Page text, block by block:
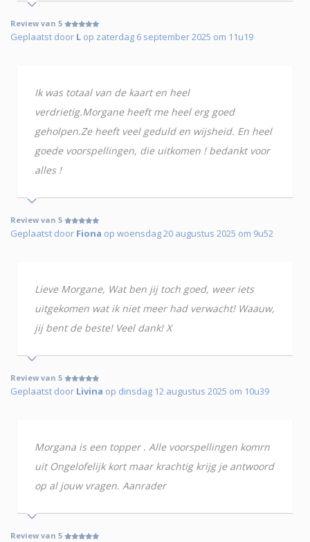
Review van 5
Geplaatst door L op zaterdag 6 september 2025 om 11u19
Ik was totaal van de kaart en heel
verdrietig.Morgane heeft me heel erg goed
geholpen.Ze heeft veel geduld en wijsheid. En heel
goede voorspellingen, die uitkomen ! bedankt voor
alles !
Review van 5
Geplaatst door Fiona op woensdag 20 augustus 2025 om 9u52
Lieve Morgane, Wat ben jij toch goed, weer iets
uitgekomen wat ik niet meer had verwacht! Waauw,
jij bent de beste! Veel dank! X
Review van 5
Geplaatst door Livina op dinsdag 12 augustus 2025 om 10u39
Morgana is een topper . Alle voorspellingen komrn
uit Ongelofelijk kort maar krachtig krijg je antwoord
op al jouw vragen. Aanrader
Review van 5